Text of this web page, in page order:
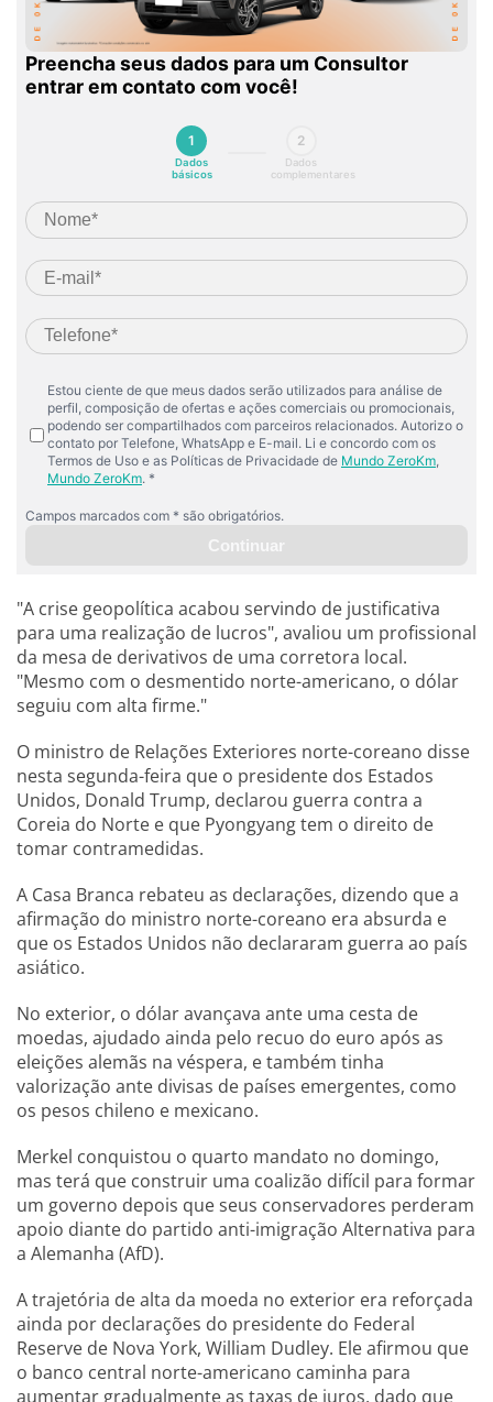
"A crise geopolítica acabou servindo de justificativa
para uma realização de lucros", avaliou um profissional
da mesa de derivativos de uma corretora local.
"Mesmo com o desmentido norte-americano, o dólar
seguiu com alta firme."
O ministro de Relações Exteriores norte-coreano disse
nesta segunda-feira que o presidente dos Estados
Unidos, Donald Trump, declarou guerra contra a
Coreia do Norte e que Pyongyang tem o direito de
tomar contramedidas.
A Casa Branca rebateu as declarações, dizendo que a
afirmação do ministro norte-coreano era absurda e
que os Estados Unidos não declararam guerra ao país
asiático.
No exterior, o dólar avançava ante uma cesta de
moedas, ajudado ainda pelo recuo do euro após as
eleições alemãs na véspera, e também tinha
valorização ante divisas de países emergentes, como
os pesos chileno e mexicano.
Merkel conquistou o quarto mandato no domingo,
mas terá que construir uma coalizão difícil para formar
um governo depois que seus conservadores perderam
apoio diante do partido anti-imigração Alternativa para
a Alemanha (AfD).
A trajetória de alta da moeda no exterior era reforçada
ainda por declarações do presidente do Federal
Reserve de Nova York, William Dudley. Ele afirmou que
o banco central norte-americano caminha para
aumentar gradualmente as taxas de juros, dado que